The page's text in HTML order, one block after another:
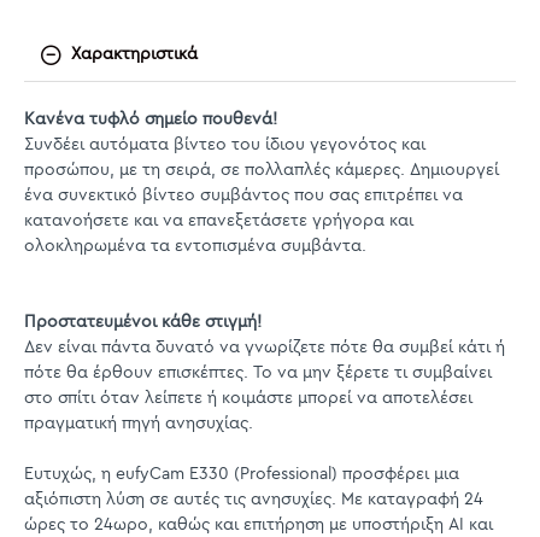
Χαρακτηριστικά
Κανένα τυφλό σημείο πουθενά!
Συνδέει αυτόματα βίντεο του ίδιου γεγονότος και
προσώπου, με τη σειρά, σε πολλαπλές κάμερες. Δημιουργεί
ένα συνεκτικό βίντεο συμβάντος που σας επιτρέπει να
κατανοήσετε και να επανεξετάσετε γρήγορα και
ολοκληρωμένα τα εντοπισμένα συμβάντα.
Προστατευμένοι κάθε στιγμή!
Δεν είναι πάντα δυνατό να γνωρίζετε πότε θα συμβεί κάτι ή
πότε θα έρθουν επισκέπτες. Το να μην ξέρετε τι συμβαίνει
στο σπίτι όταν λείπετε ή κοιμάστε μπορεί να αποτελέσει
πραγματική πηγή ανησυχίας.
Ευτυχώς, η eufyCam E330 (Professional) προσφέρει μια
αξιόπιστη λύση σε αυτές τις ανησυχίες. Με καταγραφή 24
ώρες το 24ωρο, καθώς και επιτήρηση με υποστήριξη AI και